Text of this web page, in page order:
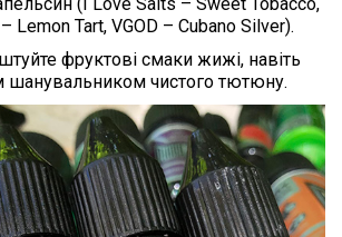
Lemon Tart, VGOD – Cubano Silver).
фруктові смаки жижі, навіть
чистого тютюну.